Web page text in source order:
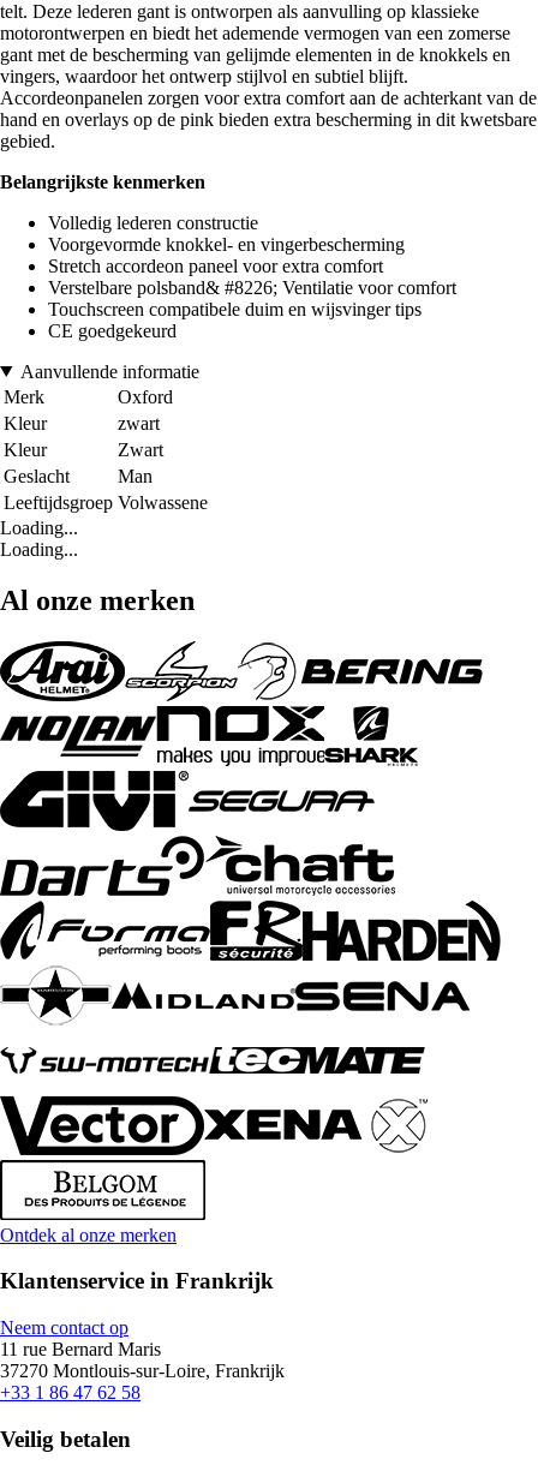
telt. Deze lederen gant is ontworpen als aanvulling op klassieke
motorontwerpen en biedt het ademende vermogen van een zomerse
gant met de bescherming van gelijmde elementen in de knokkels en
vingers, waardoor het ontwerp stijlvol en subtiel blijft.
Accordeonpanelen zorgen voor extra comfort aan de achterkant van de
hand en overlays op de pink bieden extra bescherming in dit kwetsbare
gebied.
Belangrijkste kenmerken
Volledig lederen constructie
Voorgevormde knokkel- en vingerbescherming
Stretch accordeon paneel voor extra comfort
Verstelbare polsband& #8226; Ventilatie voor comfort
Touchscreen compatibele duim en wijsvinger tips
CE goedgekeurd
Aanvullende informatie
Merk
Oxford
Kleur
zwart
Kleur
Zwart
Geslacht
Man
Leeftijdsgroep Volwassene
Loading...
Loading...
Al onze merken
Ontdek al onze merken
Klantenservice in Frankrijk
Neem contact op
11 rue Bernard Maris
37270 Montlouis-sur-Loire, Frankrijk
+33 1 86 47 62 58
Veilig betalen